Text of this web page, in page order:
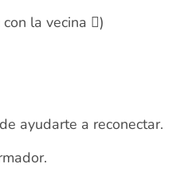
la vecina )
ayudarte a reconectar.